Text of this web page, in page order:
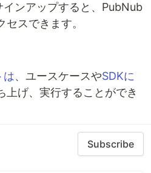
インアップすると、PubNub
スできます。
は、ユースケースやSDKに
上げ、実行することができ
Subscribe